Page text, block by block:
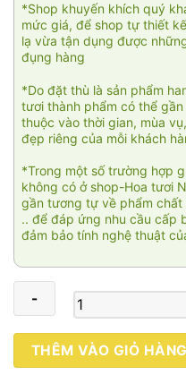
*Shop khuyến khích quý
mức giá, để shop tự thiết
lạ vừa tận dụng được
đụng hàng
*Do đặt thù là sản phẩm
tươi thành phẩm có thể
thuộc vào thời gian, mùa
đẹp riêng của mỗi khách
*Trong một số trường hợp
không có ở shop-Hoa tươi
gần tương tự về phẩm
.. để đáp ứng nhu cầu cấp
đảm bảo tính nghệ thuật
Giỏ
hoa
THÊM VÀO GIỎ HÀNG